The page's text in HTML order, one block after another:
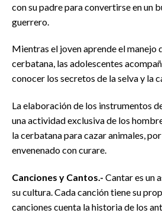
con su padre para convertirse en un
guerrero.
Mientras el joven aprende el manejo
cerbatana, las adolescentes
conocer los secretos de la selva y la
La elaboración de los instrumentos
una actividad exclusiva de los
la cerbatana para cazar animales,
envenenado con curare.
Canciones y Cantos.- Cantar es un
su cultura. Cada canción tiene su
canciones cuenta la historia de los